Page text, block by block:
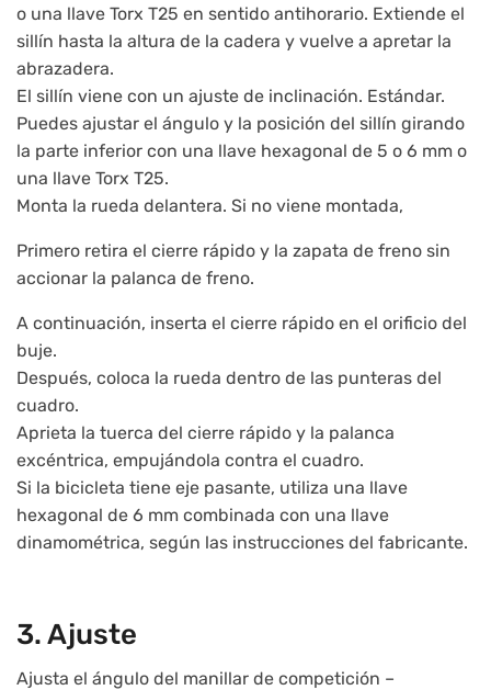
o una llave Torx T25 en sentido antihorario. Extiende el
sillín hasta la altura de la cadera y vuelve a apretar la
abrazadera.
El sillín viene con un ajuste de inclinación. Estándar.
Puedes ajustar el ángulo y la posición del sillín girando
la parte inferior con una llave hexagonal de 5 o 6 mm o
una llave Torx T25.
Monta la rueda delantera. Si no viene montada,
Primero retira el cierre rápido y la zapata de freno sin
accionar la palanca de freno.
A continuación, inserta el cierre rápido en el orificio del
buje.
Después, coloca la rueda dentro de las punteras del
cuadro.
Aprieta la tuerca del cierre rápido y la palanca
excéntrica, empujándola contra el cuadro.
Si la bicicleta tiene eje pasante, utiliza una llave
hexagonal de 6 mm combinada con una llave
dinamométrica, según las instrucciones del fabricante.
3. Ajuste
Ajusta el ángulo del manillar de competición –